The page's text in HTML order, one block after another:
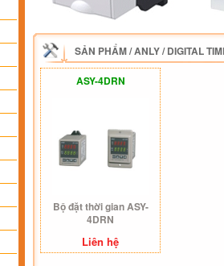
SẢN PHẨM/ANLY/DIGITAL
ASY-4DRN
Bộ đặt thời gian ASY-
4DRN
Liên hệ